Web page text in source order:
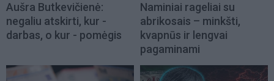
Aušra Butkevičienė:
negaliu atskirti, kur -
darbas, o kur - pomėgis
Naminiai rageliai su
abrikosais – minkšti,
kvapnūs ir lengvai
pagaminami